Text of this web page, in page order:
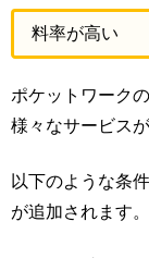
料率が高い
ポケットワーク
様々なサービス
以下のような条
が追加されます。